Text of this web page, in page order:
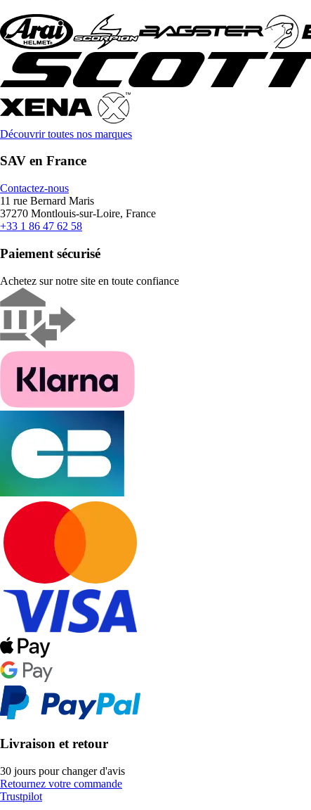
Découvrir toutes nos marques
SAV en France
Contactez-nous
11 rue Bernard Maris
37270 Montlouis-sur-Loire, France
+33 1 86 47 62 58
Paiement sécurisé
Achetez sur notre site en toute confiance
Livraison et retour
30 jours pour changer d'avis
Retournez votre commande
Trustpilot